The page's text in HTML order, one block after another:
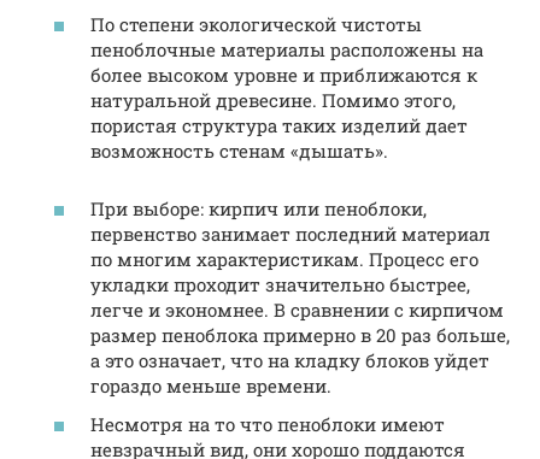
По степени экологической чистоты
пеноблочные материалы расположены на
более высоком уровне и приближаются к
натуральной древесине. Помимо этого,
пористая структура таких изделий дает
возможность стенам «дышать».
При выборе: кирпич или пеноблоки,
первенство занимает последний материал
по многим характеристикам. Процесс его
укладки проходит значительно быстрее,
легче и экономнее. В сравнении с кирпичом
размер пеноблока примерно в 20 раз больше,
а это означает, что на кладку блоков уйдет
гораздо меньше времени.
Несмотря на то что пеноблоки имеют
невзрачный вид, они хорошо поддаются